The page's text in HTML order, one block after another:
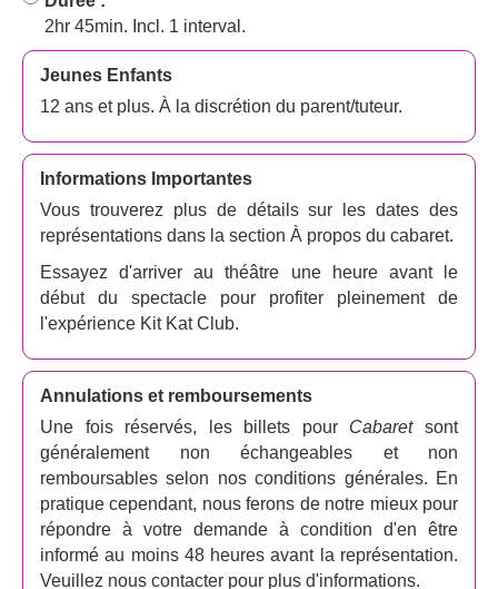
2006, dans une mise en scène de
2021 au Savoy Theatre, avec une tournée en 2013, 2017
et 2019. Une reprise à Broadway a eu lieu en 2014 et une
autre dans le West End en 2021. Cette dernière
la meilleure reprise de comédie musicale, et une
production à Broadway est prévue pour 2024.
Réalisé parRebecca Frecknall , les décors et les
costumes sont deTom Scutt, la chorégraphie deJulia
Cheng, la conception des lumières d'Isabella Byrd, la
conception sonore de
Nick Lidsteret la supervision
musicale deJennifer Whyte
Deux histoires captivantes dans une
comédie musicale
L'histoire nous ramène en 1931, où Sally Bowles, une
artiste de boîte de nuit anglaise, travaille au célèbre Kit
Kat Club de Berlin. L'intrigue suit sa relation avec
l'écrivain américain Cliff Bradshaw, une histoire parallèle
poignante sur la propriétaire d'une pension de famille,
Fraulein Schneider, et son amant juif, Herr Schultz, un
couple qui lutte pour affronter les dangers grandissants
2hr 45min. Incl. 1 interval.
Jeunes Enfants
12 ans et plus. À la discrétion du parent/tuteur.
Informations Importantes
Vous trouverez plus de détails sur les dates des
représentations dans la section À propos du cabaret.
Essayez d'arriver au théâtre une heure avant le
début du spectacle pour profiter pleinement de
l'expérience Kit Kat Club.
Annulations et remboursements
Une fois réservés, les billets pour Cabaretsont
généralement non échangeables et non
remboursables selon nos conditions générales. En
pratique cependant, nous ferons de notre mieux pour
répondre à votre demande à condition d'en être
informé au moins 48 heures avant la représentation.
Veuillez nous contacter pour plus d'informations.